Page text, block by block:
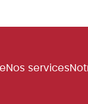
Nos services